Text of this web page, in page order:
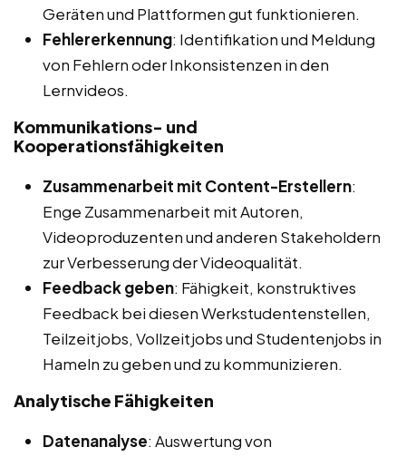
Geräten und Plattformen gut funktionieren.
Fehlererkennung: Identifikation und Meldung
von Fehlern oder Inkonsistenzen in den
Lernvideos.
Kommunikations- und
Kooperationsfähigkeiten
Zusammenarbeit mit Content-Erstellern:
Enge Zusammenarbeit mit Autoren,
Videoproduzenten und anderen Stakeholdern
zur Verbesserung der Videoqualität.
Feedback geben: Fähigkeit, konstruktives
Feedback bei diesen Werkstudentenstellen,
Teilzeitjobs, Vollzeitjobs und Studentenjobs in
Hameln zu geben und zu kommunizieren.
Analytische Fähigkeiten
Datenanalyse: Auswertung von